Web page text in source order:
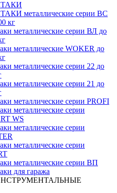
металлические серии ВС
кг
металлические серии ВЛ до
металлические WOKER до
металлические серии 22 до
металлические серии 21 до
металлические серии PROFI
металлические серии
WS
металлические серии
металлические серии
металлические серии ВП
для гаража